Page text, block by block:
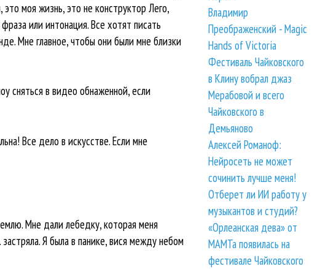
моя жизнь, это не конструктор Лего,
или интонация. Все хотят писать
Мне главное, чтобы они были мне близки
сняться в видео обнаженной, если
Все дело в искусстве. Если мне
Мне дали лебедку, которая меня
Я была в панике, вися между небом
Владимир
Преображенский - Magic
Hands of Victoria
Фестиваль Чайковского
в Клину вобрал джаз
Мерабовой и всего
Чайковского в
Демьяново
Алексей Романоф:
Нейросеть не может
сочинить лучше меня!
Отберет ли ИИ работу у
музыкантов и студий?
«Орлеанская дева» от
МАМТа появилась на
фестивале Чайковского